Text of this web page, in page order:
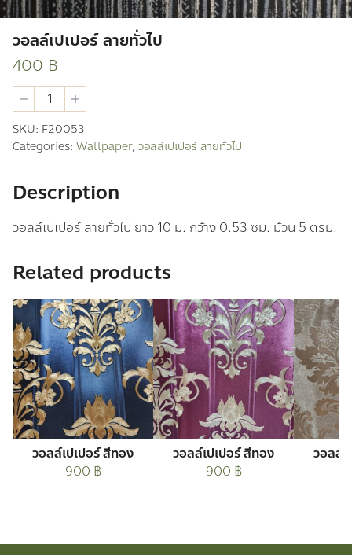
วอลล์เปเปอร์ ลายทั่วไป
400 ฿
วอ
ลล์
เปเปอร์
ลาย
ทั่วไป
SKU: F20053
Categories: Wallpaper, วอลล์เปเปอร์ ลายทั่วไป
Description
วอลล์เปเปอร์ ลายทั่วไป ยาว 10 ม. กว้าง 0.53 ซม. ม้วน 5 ตรม.
Related products
วอลล์เปเปอร์ สีทอง
900 ฿
วอลล์เปเปอร์ สีทอง
900 ฿
วอลล์